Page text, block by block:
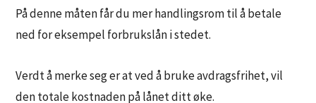
På denne måten får du mer handlingsrom til å betale
ned for eksempel forbrukslån i stedet.
Verdt å merke seg er at ved å bruke avdragsfrihet, vil
den totale kostnaden på lånet ditt øke.